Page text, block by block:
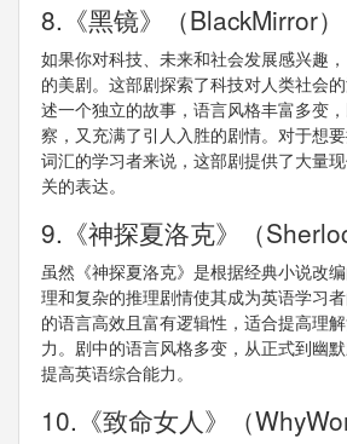
8.《黑镜》（BlackMirror）
如果你对科技、未来和社会发展感兴趣
的美剧。这部剧探索了科技对人类社会
述一个独立的故事，语言风格丰富多变
察，又充满了引人入胜的剧情。对于想
词汇的学习者来说，这部剧提供了大量
关的表达。
9.《神探夏洛克》（
虽然《神探夏洛克》是根据经典小说改
理和复杂的推理剧情使其成为英语学习
的语言高效且富有逻辑性，适合提高理
力。剧中的语言风格多变，从正式到幽
提高英语综合能力。
10.《致命女人》（